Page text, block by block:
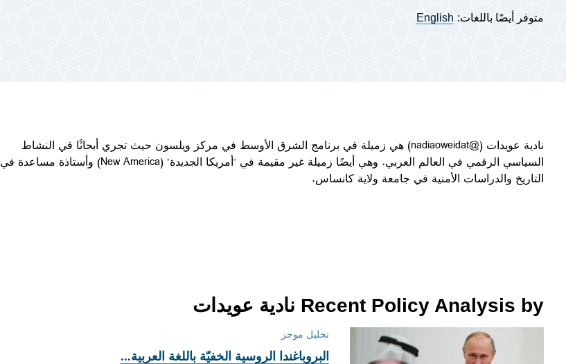
متوفر أيضًا باللغات: English
نادية عويدات (@nadiaoweidat)
هي زميلة في برنامج الشرق الأوسط في مركز ويلسون حيث تجري أبحاثًا في النشاط
السياسي الرقمي في العالم العربي. وهي أيضًا زميلة غير مقيمة في "أمريكا الجديدة" (New America) وأستاذة مساعدة في
التاريخ والدراسات الأمنية في جامعة ولاية كانساس.
Recent Policy Analysis by نادية عويدات
تحليل موجز
البروباغندا الروسية الخفيّة باللغة العربية...